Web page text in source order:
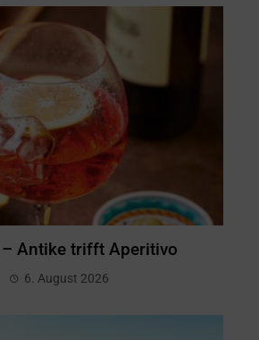
– Antike trifft Aperitivo
6. August 2026